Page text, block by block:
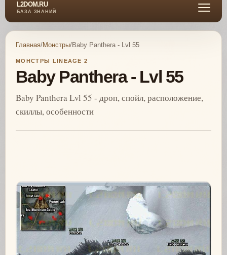
L2DOM.RU
БАЗА ЗНАНИЙ
Главная/Монстры/Baby Panthera - Lvl 55
МОНСТРЫ LINEAGE 2
Baby Panthera - Lvl 55
Baby Panthera Lvl 55 - дроп, спойл, расположение,
скиллы, особенности